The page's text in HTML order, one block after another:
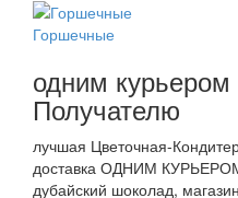
Горшечные
одним курьером
Получателю
лучшая Цветочная-
доставка ОДНИМ
дубайский шоколад,